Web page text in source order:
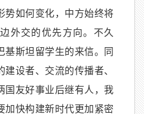
势如何变化，中方始终将
外交的优先方向。不久
基斯坦留学生的来信。同
设者、交流的传播者、
国友好事业后继有人，我
加快构建新时代更加紧密